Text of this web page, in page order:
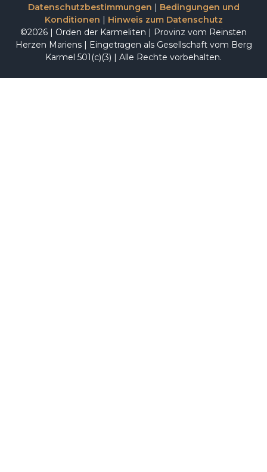
Datenschutzbestimmungen | Bedingungen und
Konditionen | Hinweis zum Datenschutz
©2026 | Orden der Karmeliten | Provinz vom Reinsten
Herzen Mariens | Eingetragen als Gesellschaft vom Berg
Karmel 501(c)(3) | Alle Rechte vorbehalten.